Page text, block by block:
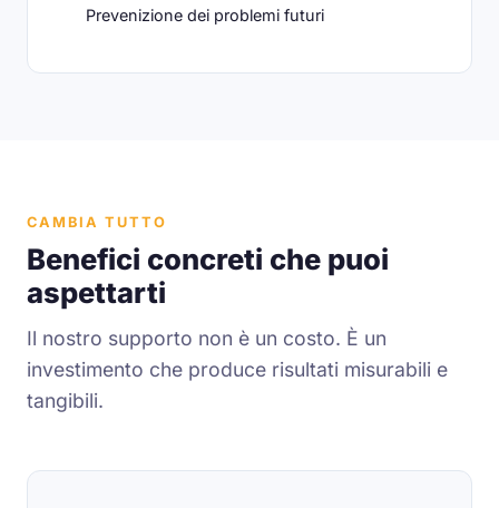
Prevenizione dei problemi futuri
CAMBIA TUTTO
Benefici concreti che puoi
aspettarti
Il nostro supporto non è un costo. È un
investimento che produce risultati misurabili e
tangibili.